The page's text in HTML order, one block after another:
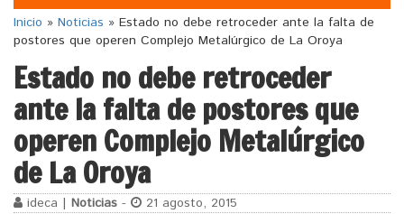
Inicio » Noticias » Estado no debe retroceder ante la falta de
postores que operen Complejo Metalúrgico de La Oroya
Estado no debe retroceder
ante la falta de postores que
operen Complejo Metalúrgico
de La Oroya
ideca | Noticias - 21 agosto, 2015